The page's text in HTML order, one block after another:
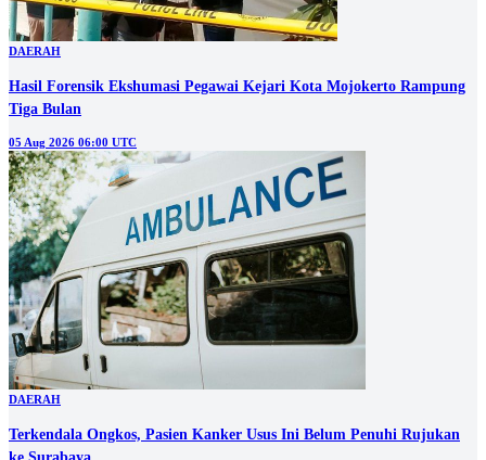
DAERAH
Hasil Forensik Ekshumasi Pegawai Kejari Kota Mojokerto Rampung
Tiga Bulan
05 Aug 2026 06:00 UTC
DAERAH
Terkendala Ongkos, Pasien Kanker Usus Ini Belum Penuhi Rujukan